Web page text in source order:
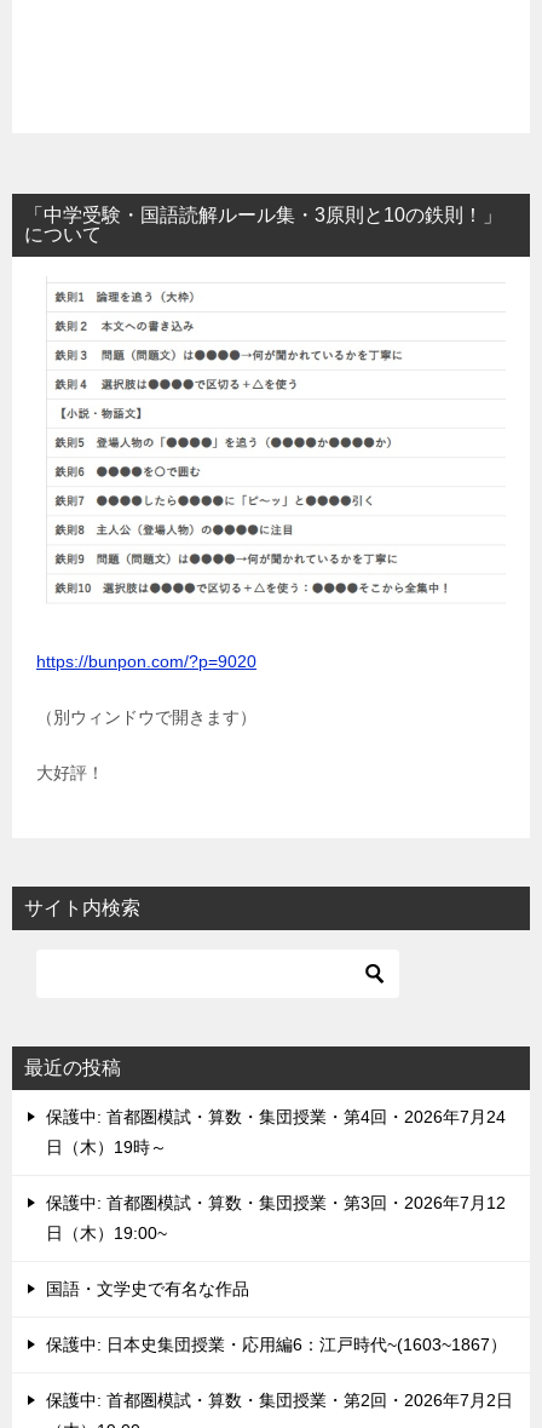
「中学受験・国語読解ルール集・3原則と10の鉄則！」
について
https://bunpon.com/?p=9020
（別ウィンドウで開きます）
大好評！
サイト内検索
最近の投稿
保護中: 首都圏模試・算数・集団授業・第4回・2026年7月24
日（木）19時～
保護中: 首都圏模試・算数・集団授業・第3回・2026年7月12
日（木）19:00~
国語・文学史で有名な作品
保護中: 日本史集団授業・応用編6：江戸時代~(1603~1867）
保護中: 首都圏模試・算数・集団授業・第2回・2026年7月2日